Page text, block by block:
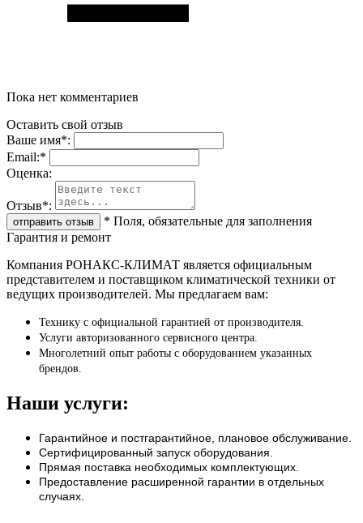
Пока нет комментариев
Оставить свой отзыв
Ваше имя*:
Email:*
Oценка:
Отзыв*:
* Поля, обязательные для заполнения
Гарантия и ремонт
Компания РОНАКС-КЛИМАТ является официальным
представителем и поставщиком климатической техники от
ведущих производителей. Мы предлагаем вам:
Технику с официальной гарантией от производителя.
Услуги авторизованного сервисного центра.
Многолетний опыт работы с оборудованием указанных
брендов.
Наши услуги:
Гарантийное и постгарантийное, плановое обслуживание.
Сертифицированный запуск оборудования.
Прямая поставка необходимых комплектующих.
Предоставление расширенной гарантии в отдельных
случаях.